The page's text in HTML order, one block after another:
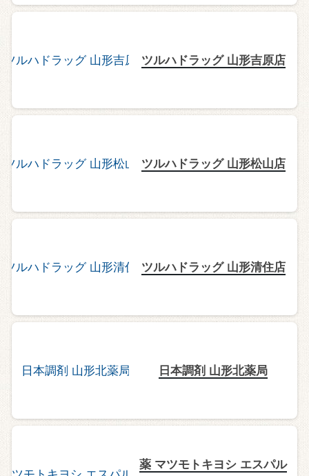
ツルハドラッグ 山形吉原店
ツルハドラッグ 山形松山店
ツルハドラッグ 山形清住店
日本調剤 山形北薬局
薬 マツモトキヨシ エスパル